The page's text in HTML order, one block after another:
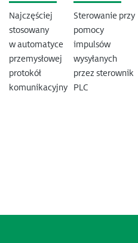
Najczęściej
stosowany
w automatyce
przemysłowej
protokół
komunikacyjny
Sterowanie przy
pomocy
impulsów
wysyłanych
przez sterownik
PLC